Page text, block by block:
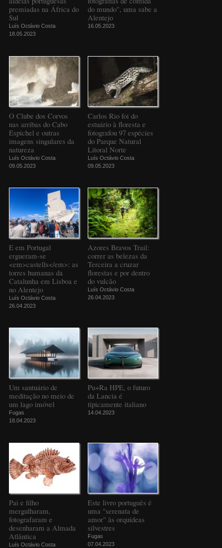
premiadas na África do
Sul
Luís Octávio Costa
18.05.2023
do mundo", uma sabe a
Alentejo
16.05.2023
O Clube dos Corvos
nas arribas do Cabo
Espichel e outras
imagens singulares da
natureza
Luís Octávio Costa
09.05.2023
Carlos Rio foi do
estuário à floresta e
fotografou 97 espécies
do Parque Natural
Litoral Norte
Luís Octávio Costa
09.05.2023
E em Portugal
ergueram-se
<em>castells</em>: as
torres humanas da
Catalunha em Lisboa e
no Alentejo
Luís Octávio Costa
26.04.2023
Azores Bravos Trail:
correr as belezas da
Terceira a cruzar
florestas e por dentro
do vulcão
Luís Octávio Costa
26.04.2023
Um santuário de
meditação no meio de
um lago imóvel
Fugas
18.04.2023
Pu+Ra HPE, o futuro
da Lancia é
tipicamente italiano
14.04.2023
Pai e filho
mergulharam,
fotografaram e
desenharam a Almada
Atlântica
Luís Octávio Costa
Este livro português é
uma "serenata de
amor" às orquídeas
silvestres
Fugas
07.04.2023